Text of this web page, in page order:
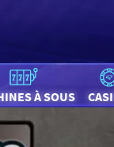
À SOUS